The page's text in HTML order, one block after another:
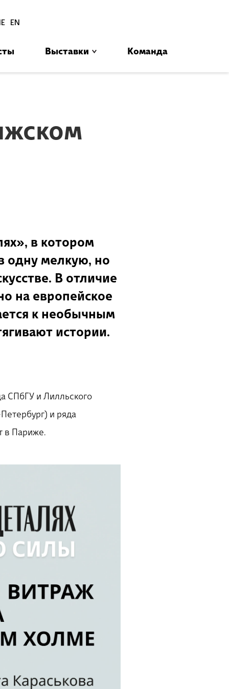
EN
Выставки Команда
в котором
одну мелкую, но
В отличие
на европейское
к необычным
истории.
СПбГУ и Лилльского
и ряда
в Париже.